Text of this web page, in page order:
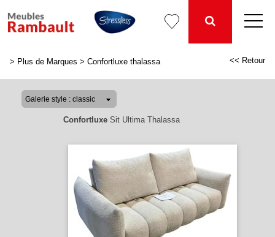
> Plus de Marques > Confortluxe thalassa << Retour
ConfortluxeSit Ultima Thalassa